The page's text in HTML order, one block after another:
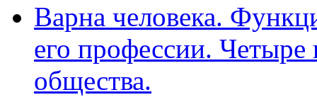
Варна человека.
его профессии. Четыре
общества.